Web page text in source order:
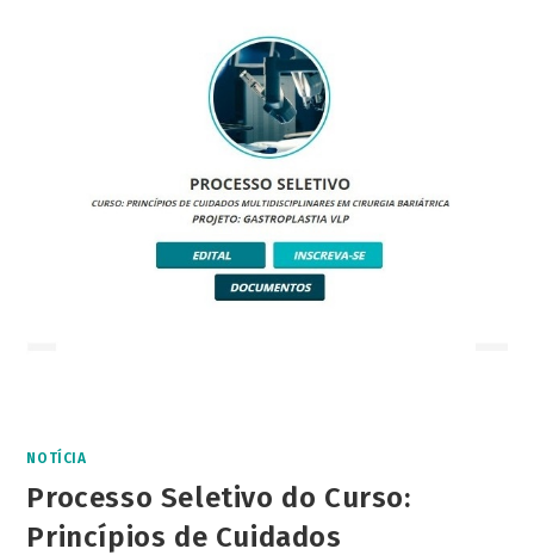
NOTÍCIA
Processo Seletivo do Curso:
Princípios de Cuidados